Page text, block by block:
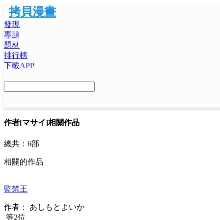
拷貝漫畫
發現
專題
題材
排行榜
下載APP
作者[マサイ]相關作品
總共： 6部
相關的作品
監禁王
作者： あしもとよいか
等2位